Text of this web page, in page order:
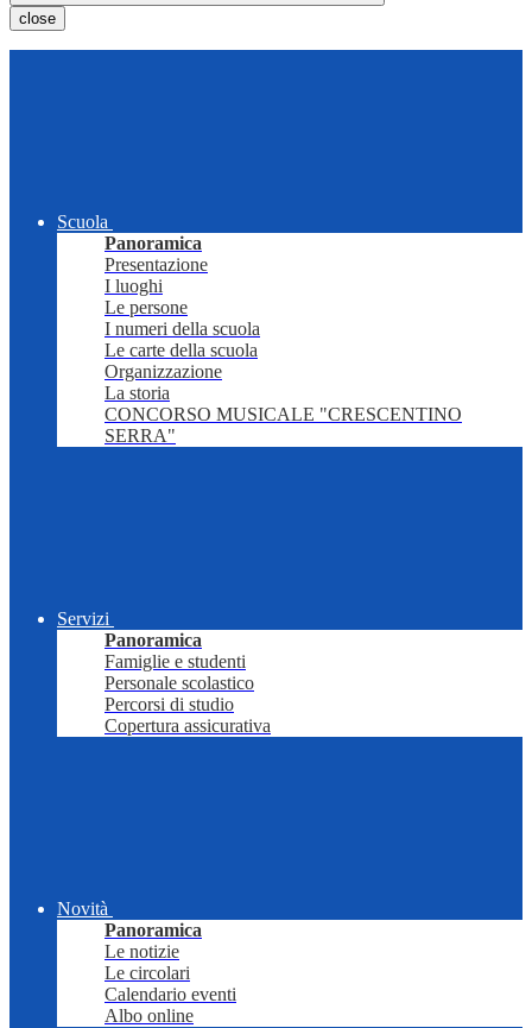
close
Scuola
Panoramica
Presentazione
I luoghi
Le persone
I numeri della scuola
Le carte della scuola
Organizzazione
La storia
CONCORSO MUSICALE "CRESCENTINO
SERRA"
Servizi
Panoramica
Famiglie e studenti
Personale scolastico
Percorsi di studio
Copertura assicurativa
Novità
Panoramica
Le notizie
Le circolari
Calendario eventi
Albo online